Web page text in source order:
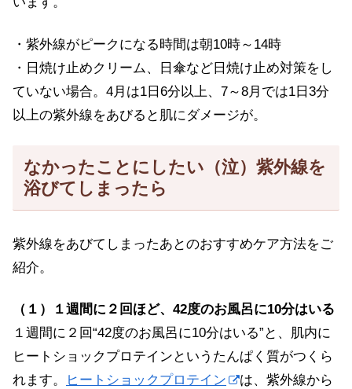
・紫外線がピークになる時間は朝10時～14時
・日焼け止めクリーム、日傘など日焼け止め対策をし
ていない場合。4月は1日6分以上、7～8月では1日3分
以上の紫外線をあびると肌にダメージが。
なかったことにしたい（泣）紫外線を
浴びてしまったら
紫外線をあびてしまったあとのおすすめケア方法をご
紹介。
（１）１週間に２回ほど、42度のお風呂に10分はいる
１週間に２回“42度のお風呂に10分はいる”と、肌内に
ヒートショックプロテインというたんぱく質がつくら
れます。
ヒートショックプロテイン
は、紫外線から